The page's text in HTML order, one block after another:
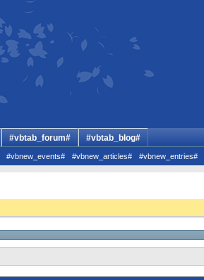
#vbnew_events# #vbnew_articles# #vbnew_entries#
#vbtab_forum# #vbtab_blog#